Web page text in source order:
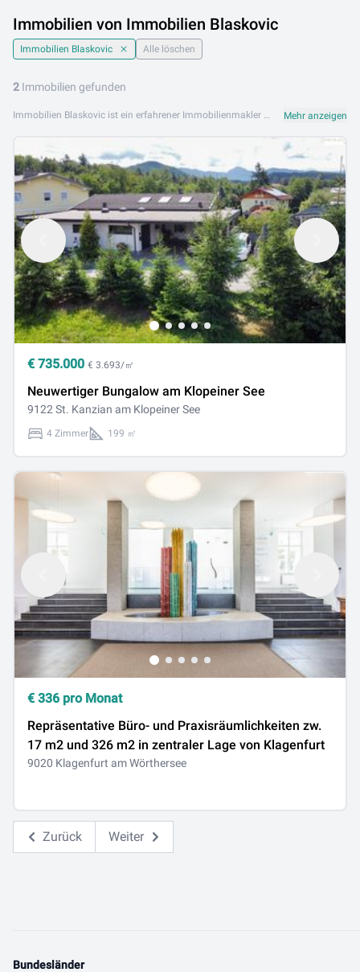
Immobilien von Immobilien Blaskovic
Immobilien Blaskovic Alle löschen
2 Immobilien gefunden
Immobilien Blaskovic ist ein erfahrener Immobilienmakler mit Sitz in Klagenfurt in Kärnten. Das Unternehmen betreut Kunden mit regionaler Expertise und persönlichem Engagement bei Kauf, Verkauf und Vermietung von Immobilien in Kärnten und Umgebung. Das Angebot von Immobilien Blaskovic umfasst Eigentumswohnungen, Mietwohnungen, Einfamilienhäuser, Grundstücke sowie Gewerbeobjekte. Kundennähe und kompetente Beratung prägen die Arbeit des Unternehmens. Immobilien Blaskovic ist an folgenden Standorten aktiv: 9020 Klagenfurt. Entdecken Sie jetzt die Immobilienangebote von Immobilien Blaskovic auf Lib.at und finden Sie Ihre Traumimmobilie in Kärnten. Mehr anzeigen
€ 735.000 € 3.693/㎡
Neuwertiger Bungalow am Klopeiner See
9122 St. Kanzian am Klopeiner See
4 Zimmer 199 ㎡
€ 336 pro Monat
Repräsentative Büro- und Praxisräumlichkeiten zw.
17 m2 und 326 m2 in zentraler Lage von Klagenfurt
9020 Klagenfurt am Wörthersee
Zurück Weiter
Bundesländer